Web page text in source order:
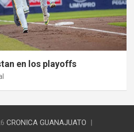
en los playoffs
CRONICA GUANAJUATO